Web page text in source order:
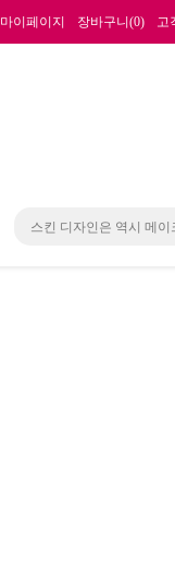
마이페이지 장바구니(0) 고